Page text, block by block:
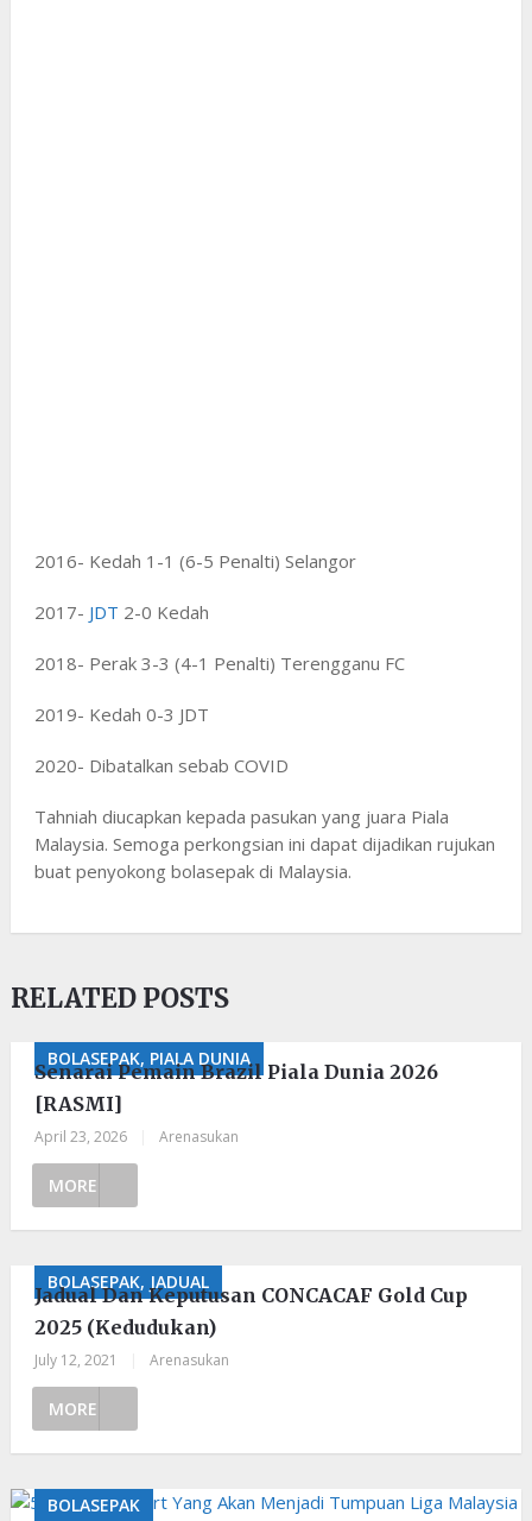
2016- Kedah 1-1 (6-5 Penalti) Selangor
2017- JDT 2-0 Kedah
2018- Perak 3-3 (4-1 Penalti) Terengganu FC
2019- Kedah 0-3 JDT
2020- Dibatalkan sebab COVID
Tahniah diucapkan kepada pasukan yang juara Piala
Malaysia. Semoga perkongsian ini dapat dijadikan rujukan
buat penyokong bolasepak di Malaysia.
RELATED POSTS
BOLASEPAK, PIALA DUNIA
Senarai Pemain Brazil Piala Dunia 2026
[RASMI]
April 23, 2026 Arenasukan
MORE
BOLASEPAK, JADUAL
Jadual Dan Keputusan CONCACAF Gold Cup
2025 (Kedudukan)
July 12, 2021 Arenasukan
MORE
BOLASEPAK